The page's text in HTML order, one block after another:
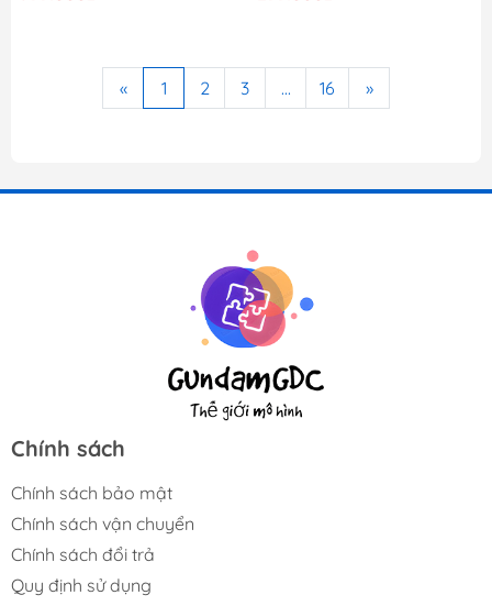
« 1 2 3 ... 16 »
Chính sách
Chính sách bảo mật
Chính sách vận chuyển
Chính sách đổi trả
Quy định sử dụng